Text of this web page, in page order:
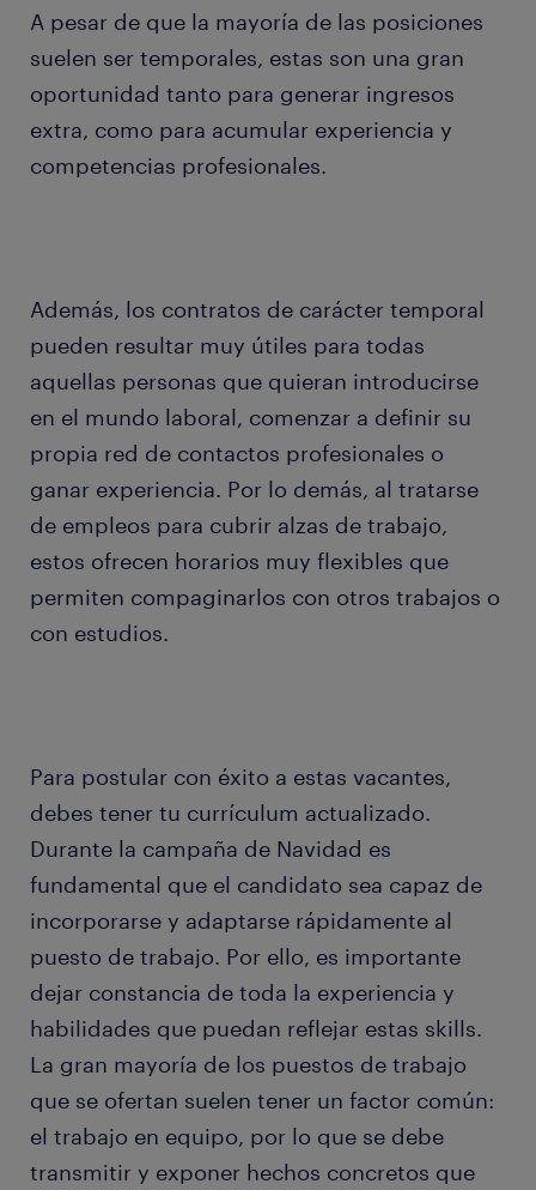
A pesar de que la mayoría de las posiciones
suelen ser temporales, estas son una gran
oportunidad tanto para generar ingresos
extra, como para acumular experiencia y
competencias profesionales.
Además, los contratos de carácter temporal
pueden resultar muy útiles para todas
aquellas personas que quieran introducirse
en el mundo laboral, comenzar a definir su
propia red de contactos profesionales o
ganar experiencia. Por lo demás, al tratarse
de empleos para cubrir alzas de trabajo,
estos ofrecen horarios muy flexibles que
permiten compaginarlos con otros trabajos o
con estudios.
Para postular con éxito a estas vacantes,
debes tener tu currículum actualizado.
Durante la campaña de Navidad es
fundamental que el candidato sea capaz de
incorporarse y adaptarse rápidamente al
puesto de trabajo. Por ello, es importante
dejar constancia de toda la experiencia y
habilidades que puedan reflejar estas skills.
La gran mayoría de los puestos de trabajo
que se ofertan suelen tener un factor común:
el trabajo en equipo, por lo que se debe
transmitir y exponer hechos concretos que